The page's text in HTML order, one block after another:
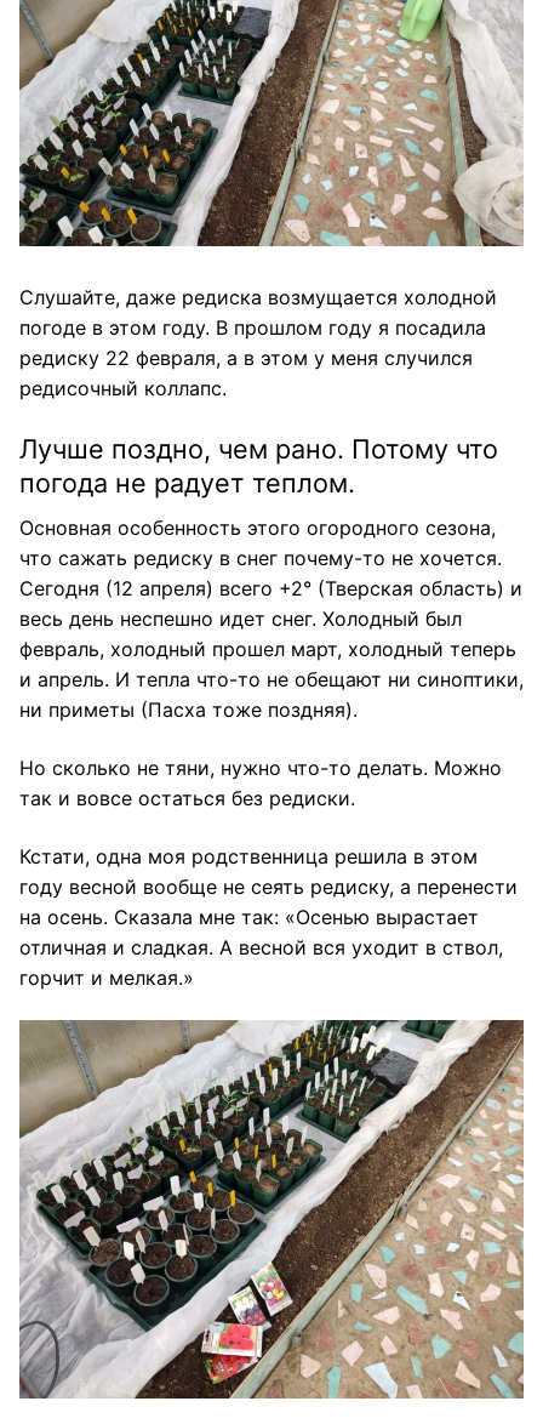
Слушайте, даже редиска возмущается холодной
погоде в этом году. В прошлом году я посадила
редиску 22 февраля, а в этом у меня случился
редисочный коллапс.
Лучше поздно, чем рано. Потому что
погода не радует теплом.
Основная особенность этого огородного сезона,
что сажать редиску в снег почему-то не хочется.
Сегодня (12 апреля) всего +2° (Тверская область) и
весь день неспешно идет снег. Холодный был
февраль, холодный прошел март, холодный теперь
и апрель. И тепла что-то не обещают ни синоптики,
ни приметы (Пасха тоже поздняя).
Но сколько не тяни, нужно что-то делать. Можно
так и вовсе остаться без редиски.
Кстати, одна моя родственница решила в этом
году весной вообще не сеять редиску, а перенести
на осень. Сказала мне так: «Осенью вырастает
отличная и сладкая. А весной вся уходит в ствол,
горчит и мелкая.»